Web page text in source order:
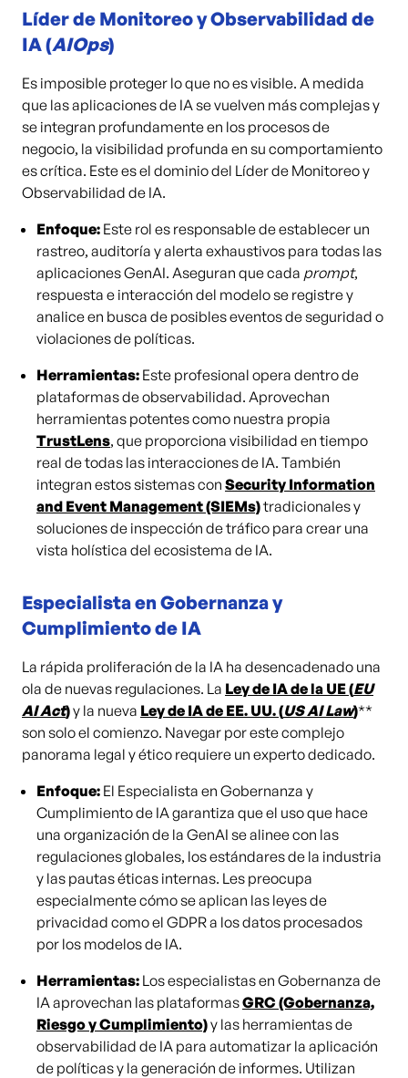
Líder de Monitoreo y Observabilidad de
IA (AIOps)
Es imposible proteger lo que no es visible. A medida
que las aplicaciones de IA se vuelven más complejas y
se integran profundamente en los procesos de
negocio, la visibilidad profunda en su comportamiento
es crítica. Este es el dominio del Líder de Monitoreo y
Observabilidad de IA.
Enfoque: Este rol es responsable de establecer un
rastreo, auditoría y alerta exhaustivos para todas las
aplicaciones GenAI. Aseguran que cada prompt,
respuesta e interacción del modelo se registre y
analice en busca de posibles eventos de seguridad o
violaciones de políticas.
Herramientas: Este profesional opera dentro de
plataformas de observabilidad. Aprovechan
herramientas potentes como nuestra propia
TrustLens, que proporciona visibilidad en tiempo
real de todas las interacciones de IA. También
integran estos sistemas con Security Information
and Event Management (SIEMs)tradicionales y
soluciones de inspección de tráfico para crear una
vista holística del ecosistema de IA.
Especialista en Gobernanza y
Cumplimiento de IA
La rápida proliferación de la IA ha desencadenado una
ola de nuevas regulaciones. La Ley de IA de la UE (EU
AI Act)y la nueva Ley de IA de EE. UU. (US AI Law)**
son solo el comienzo. Navegar por este complejo
panorama legal y ético requiere un experto dedicado.
Enfoque: El Especialista en Gobernanza y
Cumplimiento de IA garantiza que el uso que hace
una organización de la GenAI se alinee con las
regulaciones globales, los estándares de la industria
y las pautas éticas internas. Les preocupa
especialmente cómo se aplican las leyes de
privacidad como el GDPR a los datos procesados
por los modelos de IA.
Herramientas: Los especialistas en Gobernanza de
IA aprovechan las plataformasGRC (Gobernanza,
Riesgo y Cumplimiento)y las herramientas de
observabilidad de IA para automatizar la aplicación
de políticas y la generación de informes. Utilizan